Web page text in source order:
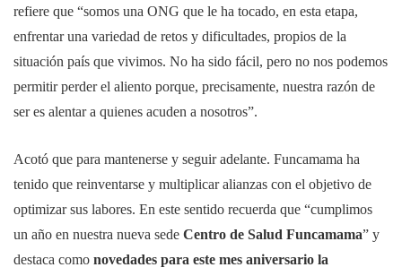
refiere que “somos una ONG que le ha tocado, en esta etapa,
enfrentar una variedad de retos y dificultades, propios de la
situación país que vivimos. No ha sido fácil, pero no nos podemos
permitir perder el aliento porque, precisamente, nuestra razón de
ser es alentar a quienes acuden a nosotros”.
Acotó que para mantenerse y seguir adelante. Funcamama ha
tenido que reinventarse y multiplicar alianzas con el objetivo de
optimizar sus labores. En este sentido recuerda que “cumplimos
un año en nuestra nueva sede Centro de Salud Funcamama” y
destaca como novedades para este mes aniversario la